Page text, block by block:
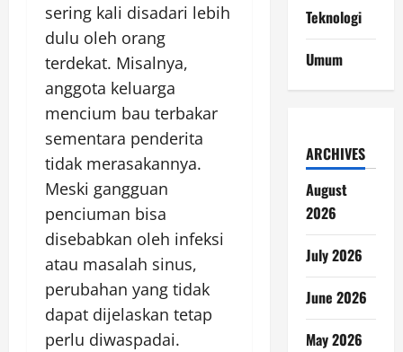
sering kali disadari lebih
dulu oleh orang
terdekat. Misalnya,
anggota keluarga
mencium bau terbakar
sementara penderita
tidak merasakannya.
Meski gangguan
penciuman bisa
disebabkan oleh infeksi
atau masalah sinus,
perubahan yang tidak
dapat dijelaskan tetap
perlu diwaspadai.
Teknologi
Umum
ARCHIVES
August
2026
July 2026
June 2026
May 2026